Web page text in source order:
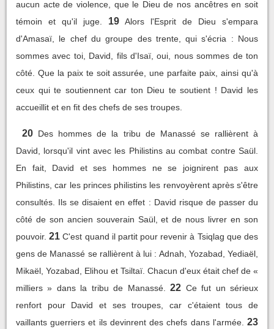
aucun acte de violence, que le Dieu de nos ancêtres en soit
témoin et qu'il juge.
19 Alors l'Esprit de Dieu s'empara
d'Amasaï, le chef du groupe des trente, qui s'écria : Nous
sommes avec toi, David, fils d'Isaï, oui, nous sommes de ton
côté. Que la paix te soit assurée, une parfaite paix, ainsi qu'à
ceux qui te soutiennent car ton Dieu te soutient ! David les
accueillit et en fit des chefs de ses troupes.
20 Des hommes de la tribu de Manassé se rallièrent à
David, lorsqu'il vint avec les Philistins au combat contre Saül.
En fait, David et ses hommes ne se joignirent pas aux
Philistins, car les princes philistins les renvoyèrent après s'être
consultés. Ils se disaient en effet : David risque de passer du
côté de son ancien souverain Saül, et de nous livrer en son
pouvoir. 21 C'est quand il partit pour revenir à Tsiqlag que des
gens de Manassé se rallièrent à lui : Adnah, Yozabad, Yediaël,
Mikaël, Yozabad, Elihou et Tsiltaï. Chacun d'eux était chef de «
milliers » dans la tribu de Manassé.
22 Ce fut un sérieux
renfort pour David et ses troupes, car c'étaient tous de
vaillants guerriers et ils devinrent des chefs dans l'armée. 23